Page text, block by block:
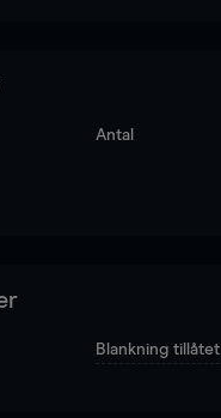
Antal
Blankning tillåtet